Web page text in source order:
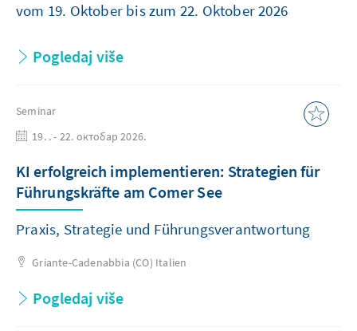
vom 19. Oktober bis zum 22. Oktober 2026
Pogledaj više
Seminar
19. . - 22. октобар 2026.
KI erfolgreich implementieren: Strategien für
Führungskräfte am Comer See
Praxis, Strategie und Führungsverantwortung
Griante-Cadenabbia (CO) Italien
Pogledaj više